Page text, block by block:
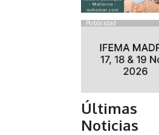
Publicidad
Últimas
Noticias